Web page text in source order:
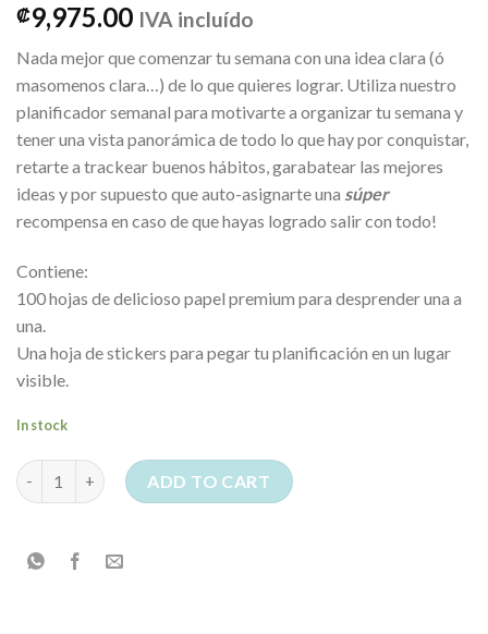
₡9,975.00 IVA incluído
Nada mejor que comenzar tu semana con una idea clara (ó
masomenos clara…) de lo que quieres lograr. Utiliza nuestro
planificador semanal para motivarte a organizar tu semana y
tener una vista panorámica de todo lo que hay por conquistar,
retarte a trackear buenos hábitos, garabatear las mejores
ideas y por supuesto que auto-asignarte una súper
recompensa en caso de que hayas logrado salir con todo!
Contiene:
100 hojas de delicioso papel premium para desprender una a
una.
Una hoja de stickers para pegar tu planificación en un lugar
visible.
In stock
PLANIFICADOR SEMANAL - "SWEET DREAMS" quantity
ADD TO CART